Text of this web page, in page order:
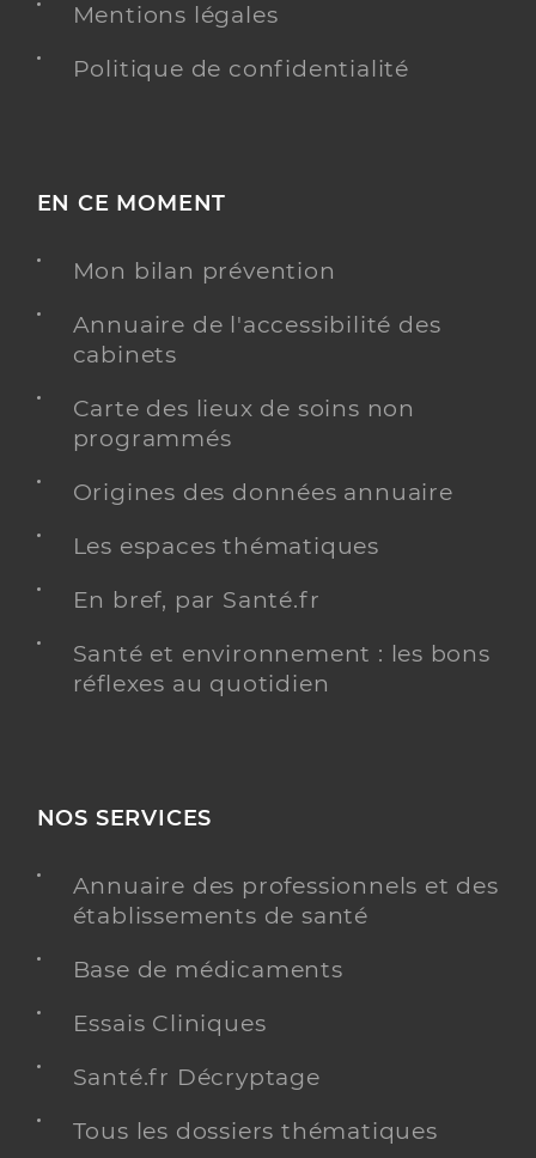
Mentions légales
Politique de confidentialité
EN CE MOMENT
Mon bilan prévention
Annuaire de l'accessibilité des
cabinets
Carte des lieux de soins non
programmés
Origines des données annuaire
Les espaces thématiques
En bref, par Santé.fr
Santé et environnement : les bons
réflexes au quotidien
NOS SERVICES
Annuaire des professionnels et des
établissements de santé
Base de médicaments
Essais Cliniques
Santé.fr Décryptage
Tous les dossiers thématiques